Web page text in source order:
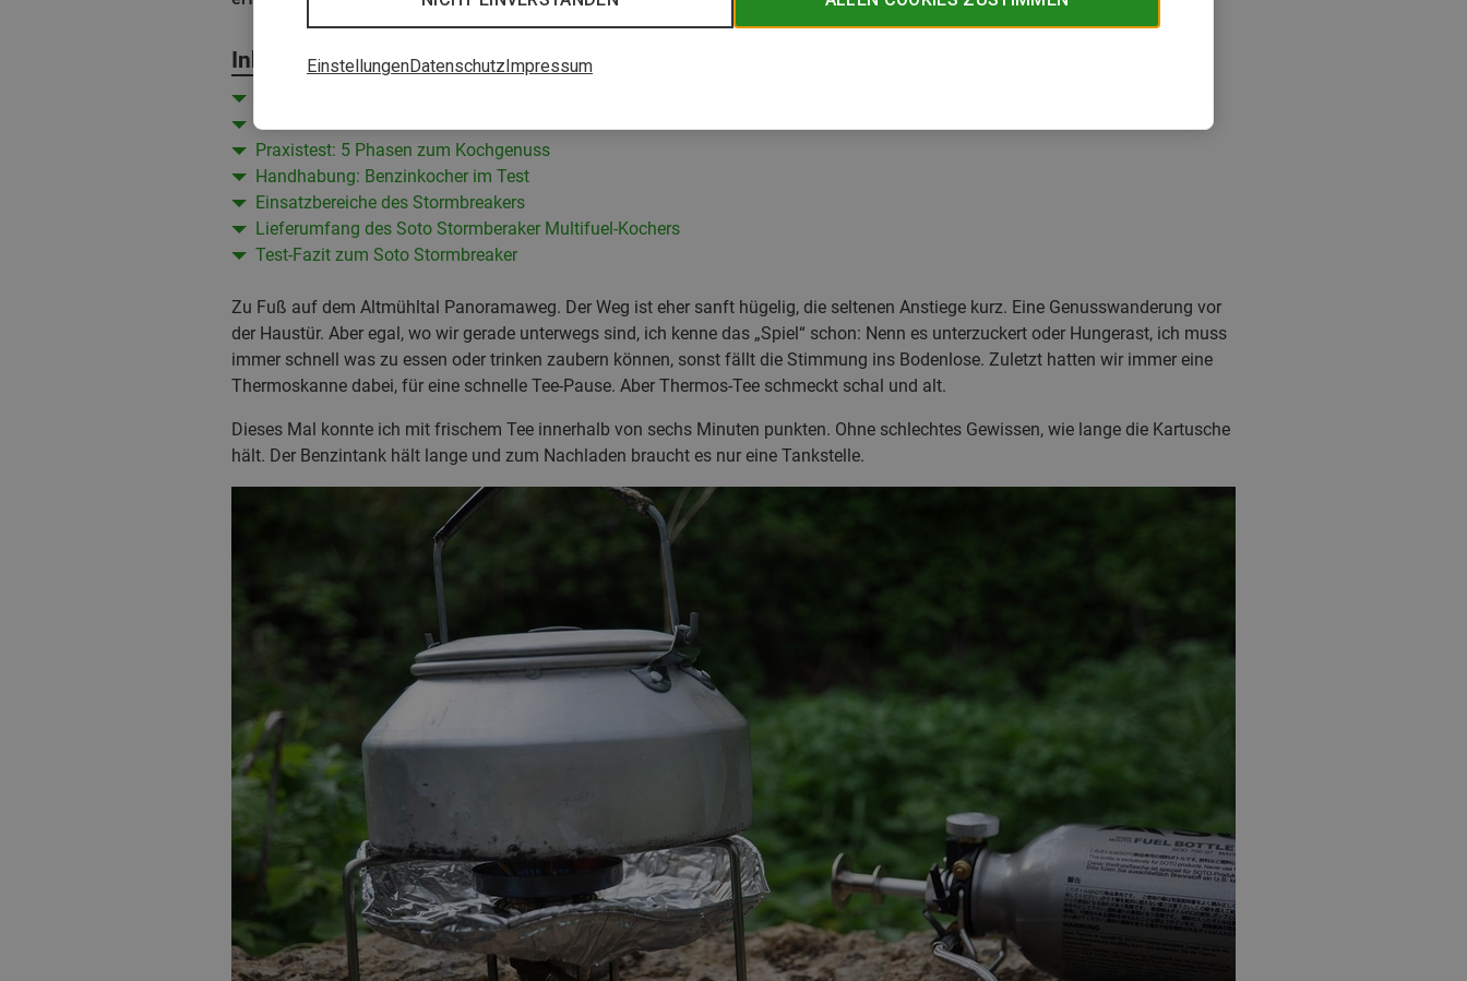
EinstellungenDatenschutzImpressum
Inhalt
Welche Vorteile bietet der Benzinbetrieb?
Praxistest: 5 Phasen zum Kochgenuss
Handhabung: Benzinkocher im Test
Einsatzbereiche des Stormbreakers
Lieferumfang des Soto Stormberaker Multifuel-Kochers
Test-Fazit zum Soto Stormbreaker
Zu Fuß auf dem Altmühltal Panoramaweg. Der Weg ist eher sanft hügelig, die seltenen Anstiege kurz. Eine Genusswanderung vor
der Haustür. Aber egal, wo wir gerade unterwegs sind, ich kenne das „Spiel“ schon: Nenn es unterzuckert oder Hungerast, ich muss
immer schnell was zu essen oder trinken zaubern können, sonst fällt die Stimmung ins Bodenlose. Zuletzt hatten wir immer eine
Thermoskanne dabei, für eine schnelle Tee-Pause. Aber Thermos-Tee schmeckt schal und alt.
Dieses Mal konnte ich mit frischem Tee innerhalb von sechs Minuten punkten. Ohne schlechtes Gewissen, wie lange die Kartusche
hält. Der Benzintank hält lange und zum Nachladen braucht es nur eine Tankstelle.